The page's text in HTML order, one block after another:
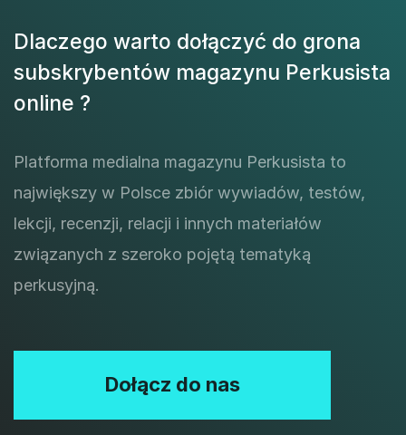
Dlaczego warto dołączyć do grona
subskrybentów magazynu Perkusista
online ?
Platforma medialna magazynu Perkusista to
największy w Polsce zbiór wywiadów, testów,
lekcji, recenzji, relacji i innych materiałów
związanych z szeroko pojętą tematyką
perkusyjną.
Dołącz do nas